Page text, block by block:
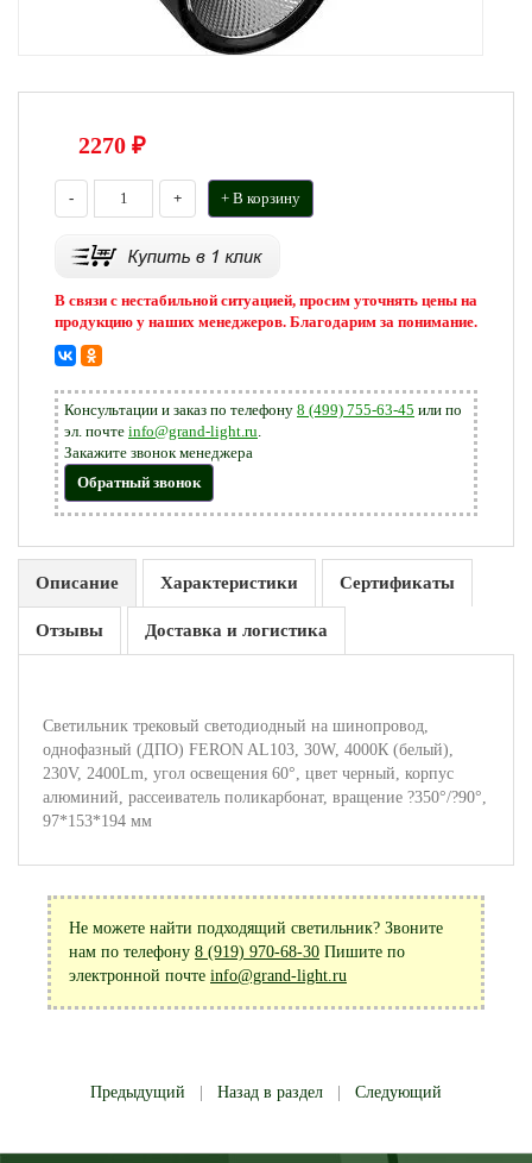
2270 ₽
- + + В корзину
В связи с нестабильной ситуацией, просим уточнять цены на
продукцию у наших менеджеров. Благодарим за понимание.
Консультации и заказ по телефону 8 (499) 755-63-45 или по
эл. почте info@grand-light.ru.
Закажите звонок менеджера
Обратный звонок
Описание Характеристики Сертификаты
Отзывы Доставка и логистика
Светильник трековый светодиодный на шинопровод,
однофазный (ДПО) FERON AL103, 30W, 4000К (белый),
230V, 2400Lm, угол освещения 60°, цвет черный, корпус
алюминий, рассеиватель поликарбонат, вращение ?350°/?90°,
97*153*194 мм
Не можете найти подходящий светильник? Звоните
нам по телефону 8 (919) 970-68-30 Пишите по
электронной почте info@grand-light.ru
Предыдущий Назад в раздел Следующий